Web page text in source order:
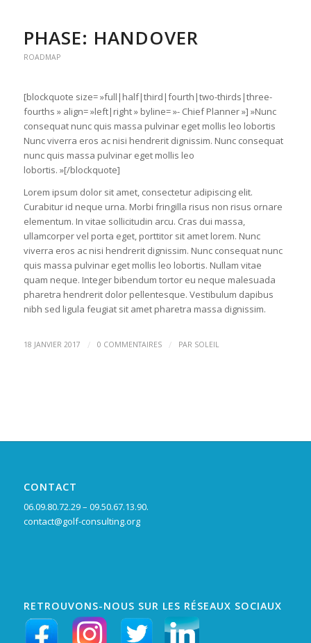
PHASE: HANDOVER
ROADMAP
[blockquote size= »full|half|third|fourth|two-thirds|three-
fourths » align= »left|right » byline= »- Chief Planner »] »Nunc
consequat nunc quis massa pulvinar eget mollis leo lobortis
Nunc viverra eros ac nisi hendrerit dignissim. Nunc consequat
nunc quis massa pulvinar eget mollis leo
lobortis. »[/blockquote]
Lorem ipsum dolor sit amet, consectetur adipiscing elit.
Curabitur id neque urna. Morbi fringilla risus non risus ornare
elementum. In vitae sollicitudin arcu. Cras dui massa,
ullamcorper vel porta eget, porttitor sit amet lorem. Nunc
viverra eros ac nisi hendrerit dignissim. Nunc consequat nunc
quis massa pulvinar eget mollis leo lobortis. Nullam vitae
quam neque. Integer bibendum tortor eu neque malesuada
pharetra hendrerit dolor pellentesque. Vestibulum dapibus
nibh sed ligula feugiat sit amet pharetra massa dignissim.
18 JANVIER 2017 / 0 COMMENTAIRES / PAR SOLEIL
CONTACT
06.09.80.72.29 – 09.50.67.13.90.
contact@golf-consulting.org
RETROUVONS-NOUS SUR LES RÉSEAUX SOCIAUX